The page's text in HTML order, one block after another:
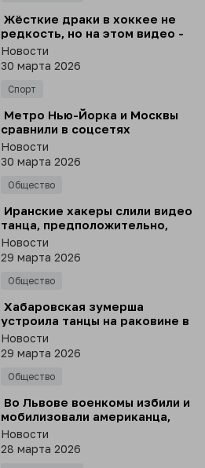
⁣ Жёсткие драки в хоккее не
редкость, но на этом видео -
благотворительный матч
между полицейскими и
пожарными Нью-Йорка
Новости
30 марта 2026
Спорт
⁣ Метро Нью-Йорка и Москвы
сравнили в соцсетях
Новости
30 марта 2026
Общество
⁣ Иранские хакеры слили видео
танца, предположительно,
директора ФБР
Новости
29 марта 2026
Общество
⁣ Хабаровская зумерша
устроила танцы на раковине в
ТЦ ради эффектного видео
Новости
29 марта 2026
Общество
⁣ Во Львове военкомы избили и
мобилизовали американца,
пока его друг снимал
происходящее на видео
Новости
28 марта 2026